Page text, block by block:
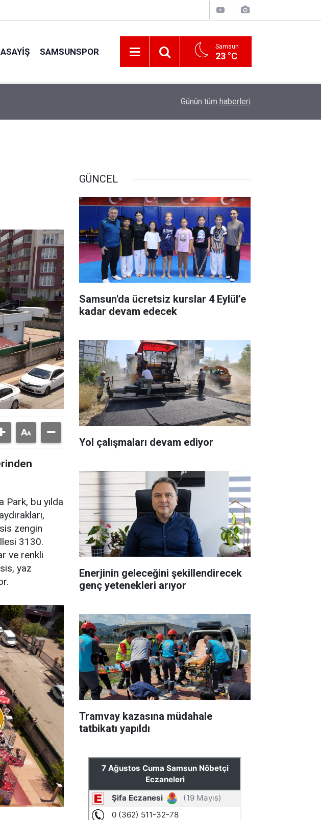
ASAYİŞ SAMSUNSPOR Samsun
23 °C
30 ilde DEAŞ terör örgütüne yönelik operasyon!
Günün tüm haberleri
bu yılda
zengin
3130.
ve renkli
yaz
GÜNCEL
Samsun'da ücretsiz kurslar 4 Eylül’e
kadar devam edecek
Yol çalışmaları devam ediyor
Enerjinin geleceğini şekillendirecek
genç yetenekleri arıyor
Tramvay kazasına müdahale
tatbikatı yapıldı